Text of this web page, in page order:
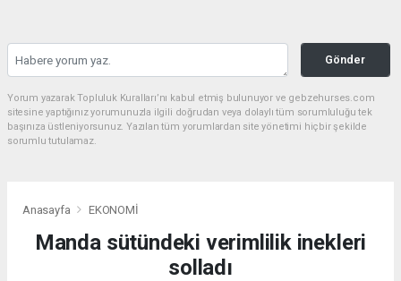
Gönder
Yorum yazarak Topluluk Kuralları’nı kabul etmiş bulunuyor ve gebzehurses.com
sitesine yaptığınız yorumunuzla ilgili doğrudan veya dolaylı tüm sorumluluğu tek
başınıza üstleniyorsunuz. Yazılan tüm yorumlardan site yönetimi hiçbir şekilde
sorumlu tutulamaz.
Anasayfa EKONOMİ
Manda sütündeki verimlilik inekleri
solladı